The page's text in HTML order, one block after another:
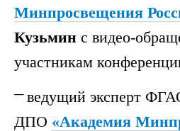
Минпросвещения
Кузьмин с видео-
участникам
ведущий эксперт
ДПО «Академия